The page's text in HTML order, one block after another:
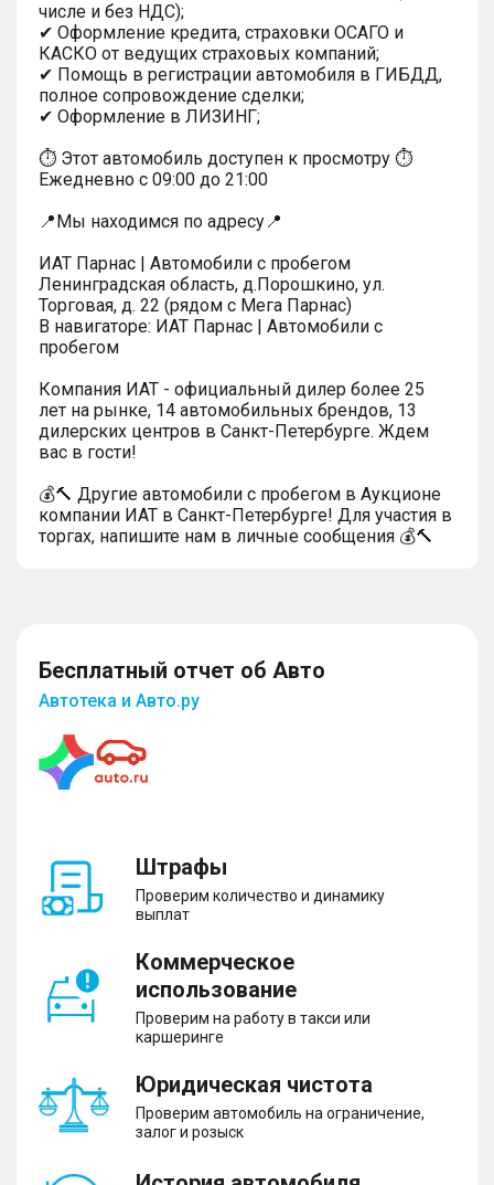
числе и без НДС);
✔ Оформление кредита, страховки ОСАГО и
КАСКО от ведущих страховых компаний;
✔ Помощь в регистрации автомобиля в ГИБДД,
полное сопровождение сделки;
✔ Оформление в ЛИЗИНГ;
⏱ Этот автомобиль доступен к просмотру ⏱
Ежедневно с 09:00 до 21:00
📍Мы находимся по адресу📍
ИАТ Парнас | Автомобили с пробегом
Ленинградская область, д.Порошкино, ул.
Торговая, д. 22 (рядом с Мега Парнас)
В навигаторе: ИАТ Парнас | Автомобили с
пробегом
Компания ИАТ - официальный дилер более 25
лет на рынке, 14 автомобильных брендов, 13
дилерских центров в Санкт-Петербурге. Ждем
вас в гости!
💰🔨 Другие автомобили с пробегом в Аукционе
компании ИАТ в Санкт-Петербурге! Для участия в
торгах, напишите нам в личные сообщения 💰🔨
Бесплатный отчет об Авто
Автотека и Авто.ру
Штрафы
Проверим количество и динамику
выплат
Коммерческое
использование
Проверим на работу в такси или
каршеринге
Юридическая чистота
Проверим автомобиль на ограничение,
залог и розыск